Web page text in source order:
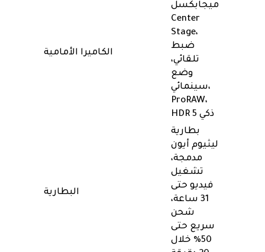
الكاميرا الأمامية
ميجابكسل
Center
Stage،
ضبط
تلقائي،
وضع
سينمائي،
ProRAW،
HDR ذكي 5
البطارية
بطارية
ليثيوم أيون
مدمجة،
تشغيل
فيديو حتى
31 ساعة،
شحن
سريع حتى
50% خلال